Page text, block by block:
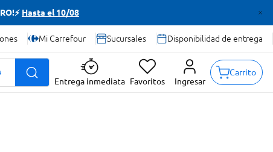
Hasta el 10/08
Mi Carrefour Sucursales Disponibilidad de entrega
Entrega inmediata Favoritos Ingresar
Carrito